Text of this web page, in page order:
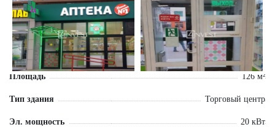
Площадь 126 м²
Тип здания Торговый центр
Эл. мощность 20 кВт